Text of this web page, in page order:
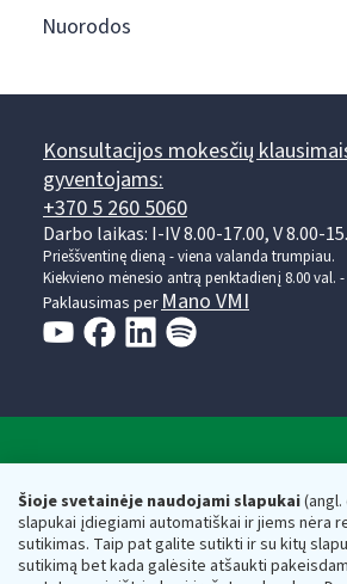
Šioje svetainėje naudojami slapukai
slapukai įdiegiami automatiškai ir jiems nėra
sutikimas. Taip pat galite sutikti ir su kitų
sutikimą bet kada galėsite atšaukti
Nuorodos
Konsultacijos mokesčių
gyventojams:
+370 5 260 5060
Darbo laikas: I-IV 8.00-17.00, V 8.00-
Prieššventinę dieną - viena valanda trumpiau.
Kiekvieno mėnesio antrą penktadienį 8.00 val. -
Paklausimas perMano VMI
Valstybinė mokesčių inspekcija
Respublikos finansų ministerijos
Biudžetinė įstaiga. Juridinio asmens kodas —
adresas: Vasario 16-osios g. 14, 01107 Vilnius,
vmi@vmi.lt , E. pristatymo dėžutės adresas